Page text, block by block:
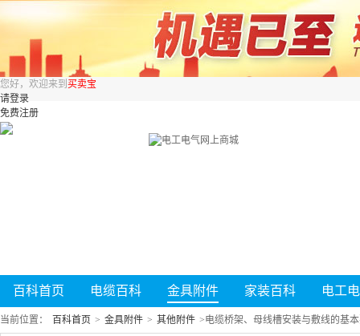
您好，欢迎来到 买卖宝
请登录
免费注册
百科首页 电缆百科 金具附件 家装百科 电工
当前位置： 百科首页 > 金具附件 > 其他附件 >电缆桥架、母线槽安装与敷线的基